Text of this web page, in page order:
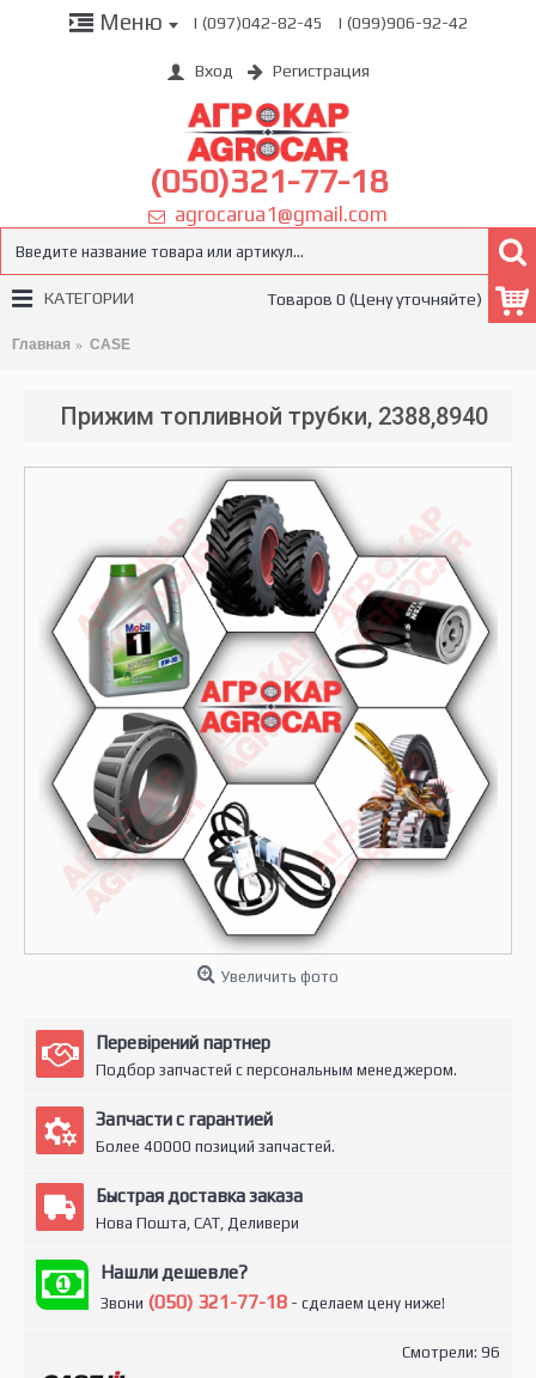
Меню | (097)042-82-45 | (099)906-92-42
Вход Регистрация
(050)321-77-18
agrocarua1@gmail.com
Товаров 0 (Цену уточняйте)
КАТЕГОРИИ
Главная CASE
Прижим топливной трубки, 2388,8940
Увеличить фото
Перевірений партнер
Подбор запчастей с персональным менеджером.
Запчасти с гарантией
Более 40000 позиций запчастей.
Быстрая доставка заказа
Нова Пошта, САТ, Деливери
Нашли дешевле?
Звони (050) 321-77-18 - сделаем цену ниже!
Смотрели: 96